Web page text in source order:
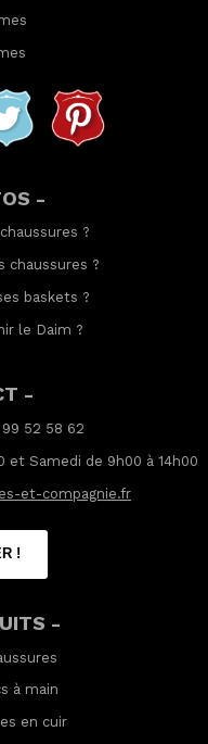
-
?
chaussures ?
baskets ?
le Daim ?
-
52 58 62
et Samedi de 9h00 à 14h00
et-compagnie.fr
!
-
à main
en cuir